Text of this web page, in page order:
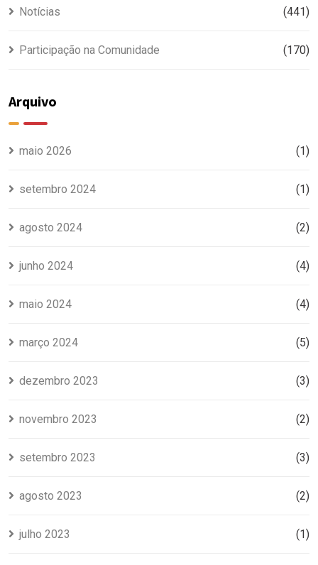
Notícias (441)
Participação na Comunidade (170)
Arquivo
maio 2026 (1)
setembro 2024 (1)
agosto 2024 (2)
junho 2024 (4)
maio 2024 (4)
março 2024 (5)
dezembro 2023 (3)
novembro 2023 (2)
setembro 2023 (3)
agosto 2023 (2)
julho 2023 (1)